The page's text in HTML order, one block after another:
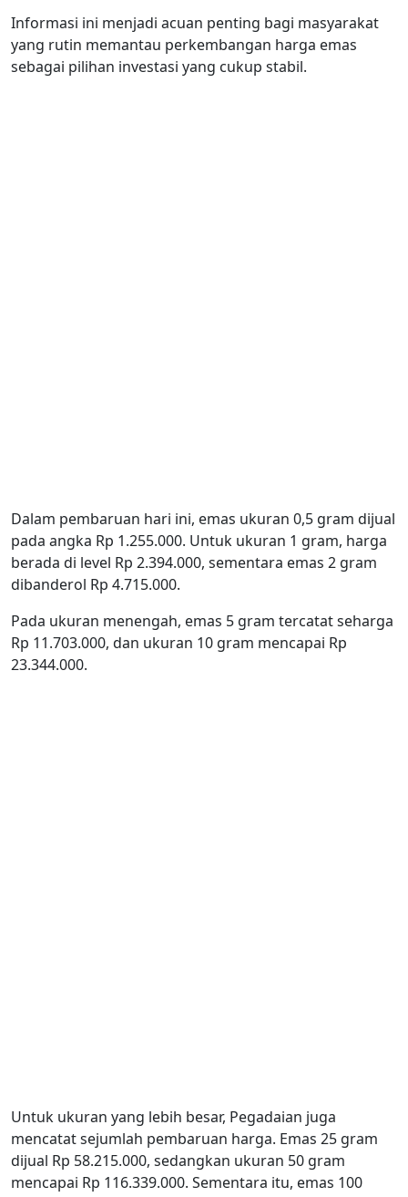
Informasi ini menjadi acuan penting bagi masyarakat
yang rutin memantau perkembangan harga emas
sebagai pilihan investasi yang cukup stabil.
Dalam pembaruan hari ini, emas ukuran 0,5 gram dijual
pada angka Rp 1.255.000. Untuk ukuran 1 gram, harga
berada di level Rp 2.394.000, sementara emas 2 gram
dibanderol Rp 4.715.000.
Pada ukuran menengah, emas 5 gram tercatat seharga
Rp 11.703.000, dan ukuran 10 gram mencapai Rp
23.344.000.
Untuk ukuran yang lebih besar, Pegadaian juga
mencatat sejumlah pembaruan harga. Emas 25 gram
dijual Rp 58.215.000, sedangkan ukuran 50 gram
mencapai Rp 116.339.000. Sementara itu, emas 100